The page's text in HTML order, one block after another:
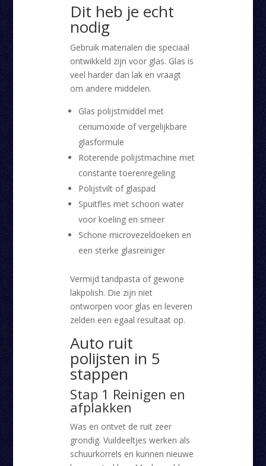
Dit heb je echt
nodig
Gebruik materialen die speciaal
ontwikkeld zijn voor glas. Glas is
veel harder dan lak en vraagt
om andere middelen.
Glas polijstmiddel met
ceriumoxide of vergelijkbare
glasformule
Roterende polijstmachine met
constante toerenregeling
Polijstvilt of glaspad
Spuitfles met schoon water
voor koeling en smeer
Schone microvezeldoeken en
een sterke glasreiniger
Vermijd tandpasta of gewone
lakpolish. Die zijn niet
ontworpen voor glas en leveren
zelden een egaal resultaat op.
Auto ruit
polijsten in 5
stappen
Stap 1 Reinigen en
afplakken
Was en ontvet de ruit zeer
grondig. Vuildeeltjes werken als
schuurkorrels en kunnen nieuwe